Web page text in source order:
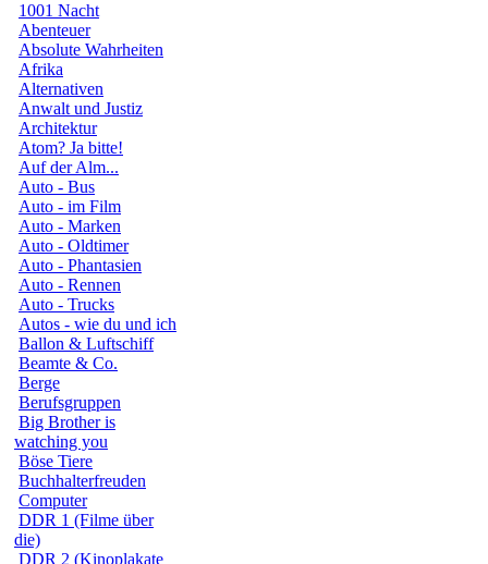
1001 Nacht
Abenteuer
Absolute Wahrheiten
Afrika
Alternativen
Anwalt und Justiz
Architektur
Atom? Ja bitte!
Auf der Alm...
Auto - Bus
Auto - im Film
Auto - Marken
Auto - Oldtimer
Auto - Phantasien
Auto - Rennen
Auto - Trucks
Autos - wie du und ich
Ballon & Luftschiff
Beamte & Co.
Berge
Berufsgruppen
Big Brother is
watching you
Böse Tiere
Buchhalterfreuden
Computer
DDR 1 (Filme über
die)
DDR 2 (Kinoplakate